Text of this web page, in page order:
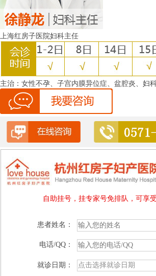
上海红房子医院妇科主任
主治： 女性不孕、子宫内膜异位症、盆腔炎、妇科
自助挂号，挂专家号免排队，可享
患者姓名：
电话/QQ：
就诊日期：